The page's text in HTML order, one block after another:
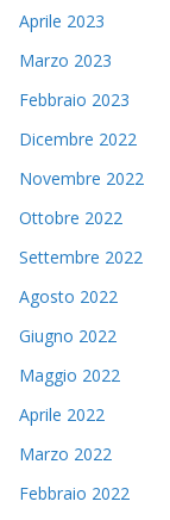
Aprile 2023
Marzo 2023
Febbraio 2023
Dicembre 2022
Novembre 2022
Ottobre 2022
Settembre 2022
Agosto 2022
Giugno 2022
Maggio 2022
Aprile 2022
Marzo 2022
Febbraio 2022